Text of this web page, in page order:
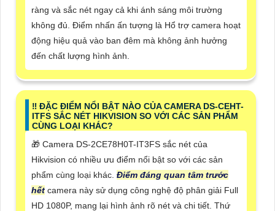
ràng và sắc nét ngay cả khi ánh sáng môi trường
không đủ. Điểm nhấn ấn tượng là Hổ trợ camera hoạt
động hiệu quả vào ban đêm mà không ảnh hưởng
đến chất lượng hình ảnh.
‼️ ĐẶC ĐIỂM NỔI BẬT NÀO CỦA CAMERA DS-CEHT-
ITFS SẮC NÉT HIKVISION SO VỚI CÁC SẢN PHẨM
CÙNG LOẠI KHÁC?
🎁 Camera DS-2CE78H0T-IT3FS sắc nét của
Hikvision có nhiều ưu điểm nổi bật so với các sản
phẩm cùng loại khác. Điểm đáng quan tâm trước
hết camera này sử dụng công nghệ độ phân giải Full
HD 1080P, mang lại hình ảnh rõ nét và chi tiết. Thứ